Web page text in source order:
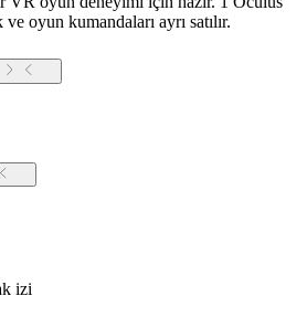
oyun kumandaları ayrı satılır.
izi